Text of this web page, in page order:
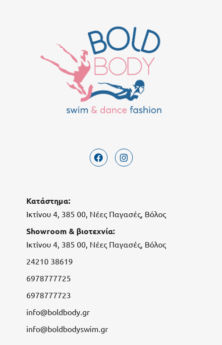
Κατάστημα:
Ικτίνου 4, 385 00, Νέες Παγασές, Βόλος
Showroom & βιοτεχνία:
Ικτίνου 4, 385 00, Νέες Παγασές, Βόλος
24210 38619
6978777725
6978777723
info@boldbody.gr
info@boldbodyswim.gr